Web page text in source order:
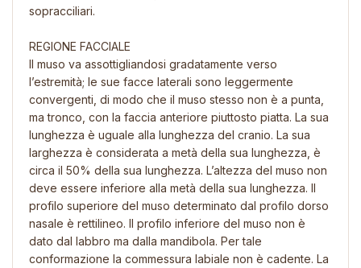
sopracciliari.
REGIONE FACCIALE
Il muso va assottigliandosi gradatamente verso
l’estremità; le sue facce laterali sono leggermente
convergenti, di modo che il muso stesso non è a punta,
ma tronco, con la faccia anteriore piuttosto piatta. La sua
lunghezza è uguale alla lunghezza del cranio. La sua
larghezza è considerata a metà della sua lunghezza, è
circa il 50% della sua lunghezza. L’altezza del muso non
deve essere inferiore alla metà della sua lunghezza. Il
profilo superiore del muso determinato dal profilo dorso
nasale è rettilineo. Il profilo inferiore del muso non è
dato dal labbro ma dalla mandibola. Per tale
conformazione la commessura labiale non è cadente. La